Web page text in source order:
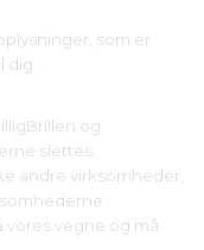
som er
dig.
og
slettes.
andre virksomheder,
vegne og må